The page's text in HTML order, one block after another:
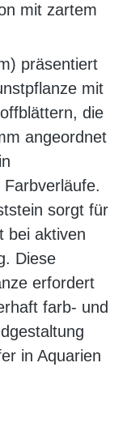
mit zartem
präsentiert
mit
die
angeordnet
sorgt für
bei aktiven
Diese
erfordert
farb- und
in Aquarien